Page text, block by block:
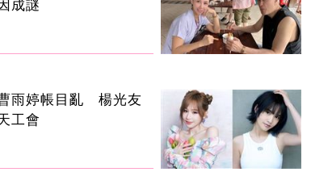
成謎
雨婷帳目亂 楊光友
工會